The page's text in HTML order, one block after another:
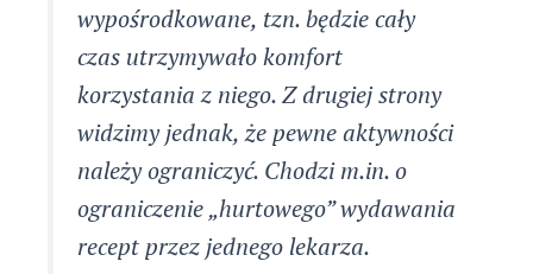
wypośrodkowane, tzn. będzie cały
czas utrzymywało komfort
korzystania z niego. Z drugiej strony
widzimy jednak, że pewne aktywności
należy ograniczyć. Chodzi m.in. o
ograniczenie „hurtowego” wydawania
recept przez jednego lekarza.